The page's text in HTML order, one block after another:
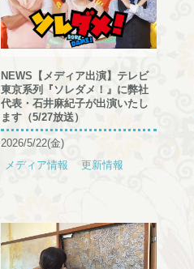
NEWS【メディア出演】テレビ
東京系列『ソレダメ！』に弊社
代表・石井麻紀子が出演いたし
ます（5/27放送）
2026/5/22(金)
メディア情報
更新情報